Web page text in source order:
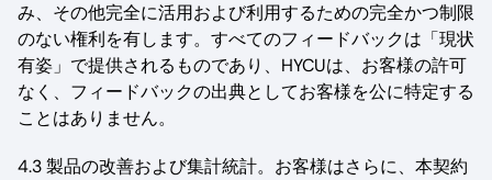
み、その他完全に活用および利用するための完全かつ制限
のない権利を有します。すべてのフィードバックは「現状
有姿」で提供されるものであり、HYCUは、お客様の許可
なく、フィードバックの出典としてお客様を公に特定する
ことはありません。
4.3 製品の改善および集計統計。お客様はさらに、本契約